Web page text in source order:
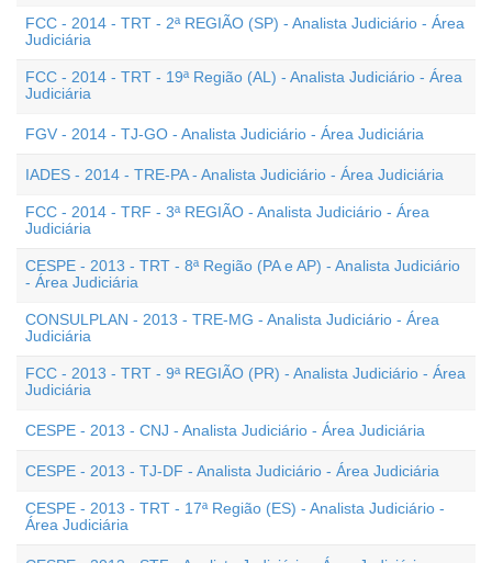
FCC - 2014 - TRT - 2ª REGIÃO (SP) - Analista Judiciário - Área
Judiciária
FCC - 2014 - TRT - 19ª Região (AL) - Analista Judiciário - Área
Judiciária
FGV - 2014 - TJ-GO - Analista Judiciário - Área Judiciária
IADES - 2014 - TRE-PA - Analista Judiciário - Área Judiciária
FCC - 2014 - TRF - 3ª REGIÃO - Analista Judiciário - Área
Judiciária
CESPE - 2013 - TRT - 8ª Região (PA e AP) - Analista Judiciário
- Área Judiciária
CONSULPLAN - 2013 - TRE-MG - Analista Judiciário - Área
Judiciária
FCC - 2013 - TRT - 9ª REGIÃO (PR) - Analista Judiciário - Área
Judiciária
CESPE - 2013 - CNJ - Analista Judiciário - Área Judiciária
CESPE - 2013 - TJ-DF - Analista Judiciário - Área Judiciária
CESPE - 2013 - TRT - 17ª Região (ES) - Analista Judiciário -
Área Judiciária